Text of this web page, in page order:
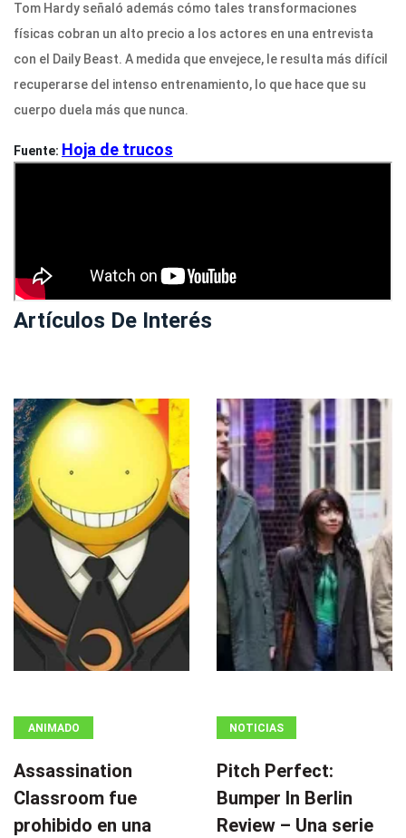
Tom Hardy señaló además cómo tales transformaciones
físicas cobran un alto precio a los actores en una entrevista
con el Daily Beast. A medida que envejece, le resulta más difícil
recuperarse del intenso entrenamiento, lo que hace que su
cuerpo duela más que nunca.
Fuente: Hoja de trucos
Artículos De Interés
ANIMADO
Assassination
Classroom fue
prohibido en una
NOTICIAS
Pitch Perfect:
Bumper In Berlin
Review – Una serie